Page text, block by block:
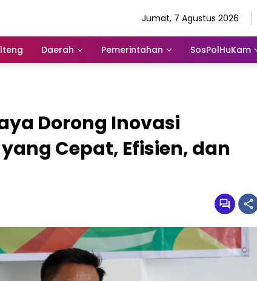
Jumat, 7 Agustus 2026
Daerah Pemerintahan SosPolHuKam
Dorong Inovasi
Cepat, Efisien, dan